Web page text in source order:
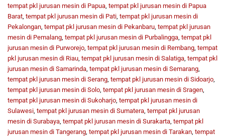
tempat pkl jurusan mesin di Papua, tempat pkl jurusan mesin di Papua
Barat, tempat pkl jurusan mesin di Pati, tempat pkl jurusan mesin di
Pekalongan, tempat pkl jurusan mesin di Pekanbaru, tempat pkl jurusan
mesin di Pemalang, tempat pkl jurusan mesin di Purbalingga, tempat pkl
jurusan mesin di Purworejo, tempat pkl jurusan mesin di Rembang, tempat
pkl jurusan mesin di Riau, tempat pkl jurusan mesin di Salatiga, tempat pkl
jurusan mesin di Samarinda, tempat pkl jurusan mesin di Semarang,
tempat pkl jurusan mesin di Serang, tempat pkl jurusan mesin di Sidoarjo,
tempat pkl jurusan mesin di Solo, tempat pkl jurusan mesin di Sragen,
tempat pkl jurusan mesin di Sukoharjo, tempat pkl jurusan mesin di
Sulawesi, tempat pkl jurusan mesin di Sumatera, tempat pkl jurusan
mesin di Surabaya, tempat pkl jurusan mesin di Surakarta, tempat pkl
jurusan mesin di Tangerang, tempat pkl jurusan mesin di Tarakan, tempat